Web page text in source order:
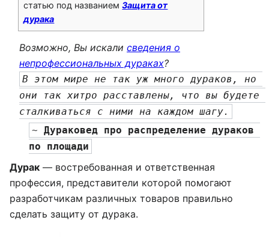
статью под названиемЗащита от
дурака
Возможно, Вы искали сведения о
непрофессиональных дураках?
В этом мире не так уж много дураков, но
они так хитро расставлены, что вы будете
сталкиваться с ними на каждом шагу.
~ Дураковед про распределение дураков
по площади
Дурак — востребованная и ответственная
профессия, представители которой помогают
разработчикам различных товаров правильно
сделать защиту от дурака.